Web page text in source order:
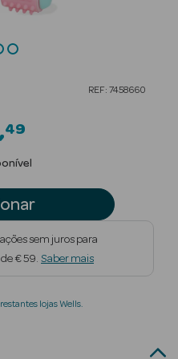
REF: 7458660
49
sem juros para
€ 59. Saber mais
lojas Wells.